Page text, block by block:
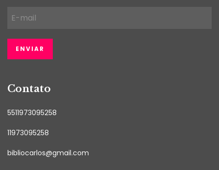
Contato
5511973095258
11973095258
bibliocarlos@gmail.com